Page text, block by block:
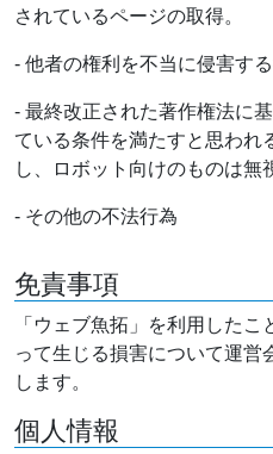
されているページの取得。
- 他者の権利を不当に侵害す
- 最終改正された著作権法に
ている条件を満たすと思われ
し、ロボット向けのものは無
- その他の不法行為
免責事項
「ウェブ魚拓」を利用した
って生じる損害について運営
します。
個人情報